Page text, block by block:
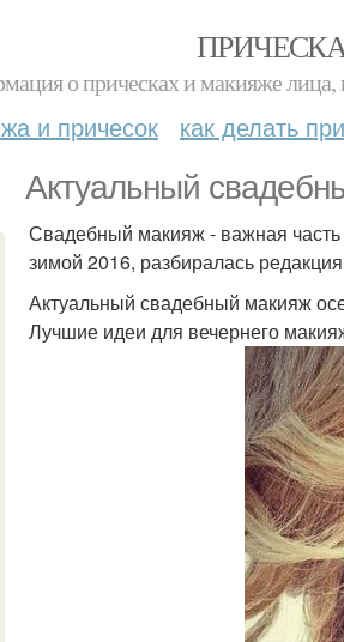
о прическах и макияже
и причесок как делать
Актуальный
Свадебный макияж - важная
зимой 2016, разбиралась
Актуальный свадебный макияж
Лучшие идеи для вечернего